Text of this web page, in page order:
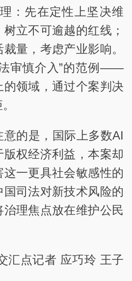
：先在定性上坚决维
立不可逾越的红线；
量，考虑产业影响。
审慎介入”的范例——
领域，通过个案判决
意的是，国际上多数AI
权经济利益，本案却
一更具社会敏感性的
司法对新技术风险的
理焦点放在维护公民
汇点记者 应巧玲 王子